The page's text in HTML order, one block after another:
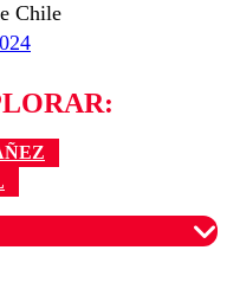
Chile